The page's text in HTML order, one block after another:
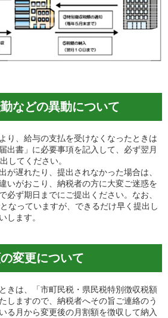
などの異動について
り、給与の支払を受けなくなったときは
出書」に必要事項を記入して、必ず翌月
してください。
遅れたり、提出されなかった場合は、
いがおこり、納税者の方に大変ご迷惑を
必ず期日までにご提出ください。なお、
なっていますが、できるだけ早く提出し
します。
変更について
きは、「市町民税・県民税特別徴収税額
しますので、納税者へその旨ご連絡のう
る月から変更後の月割額を徴収して納入